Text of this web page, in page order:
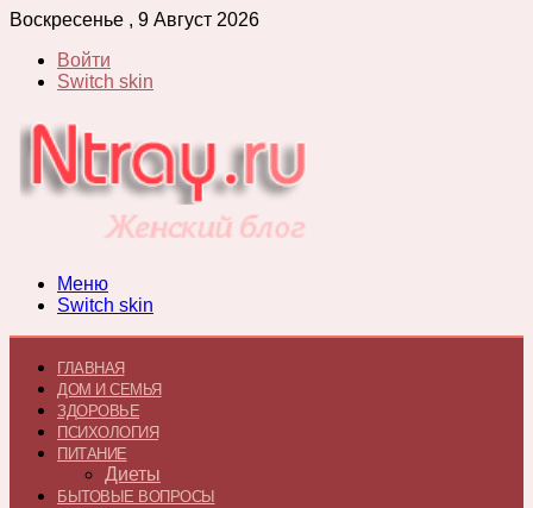
Воскресенье , 9 Август 2026
Войти
Switch skin
Меню
Switch skin
ГЛАВНАЯ
ДОМ И СЕМЬЯ
ЗДОРОВЬЕ
ПСИХОЛОГИЯ
ПИТАНИЕ
Диеты
БЫТОВЫЕ ВОПРОСЫ